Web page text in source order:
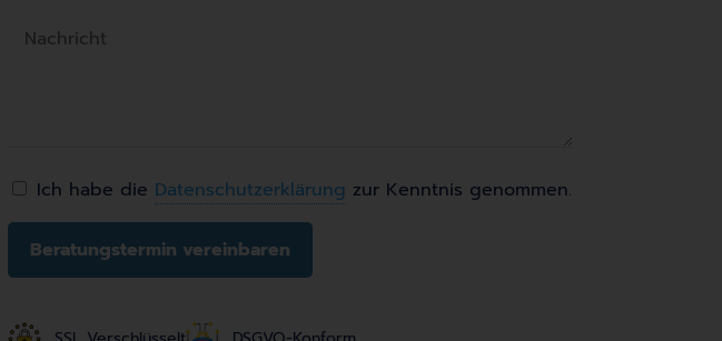
s
e
i
Ich habe die Datenschutzerklärung zur Kenntnis genommen.